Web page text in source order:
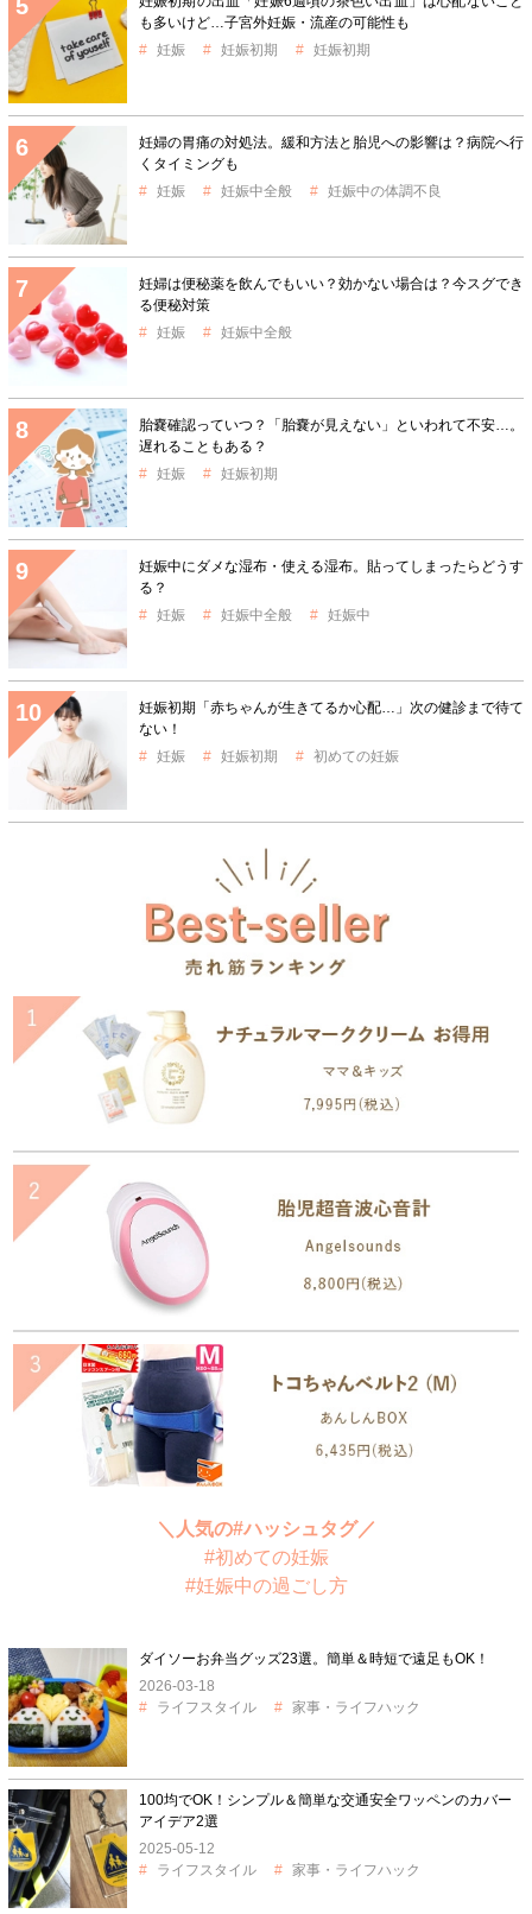
も多いけど…子宮外妊娠・流産の可能性も
妊娠
妊娠初期 妊娠初期
妊婦の胃痛の対処法。緩和方法と胎児への影響は？病院へ行
くタイミングも
妊娠
妊娠中全般 妊娠中の体調不良
妊婦は便秘薬を飲んでもいい？効かない場合は？今スグでき
る便秘対策
妊娠
妊娠中全般
胎嚢確認っていつ？「胎嚢が見えない」といわれて不安…。
遅れることもある？
妊娠
妊娠初期
妊娠中にダメな湿布・使える湿布。貼ってしまったらどうす
る？
妊娠
妊娠中全般 妊娠中
妊娠初期「赤ちゃんが生きてるか心配…」次の健診まで待て
ない！
妊娠
妊娠初期 初めての妊娠
＼人気の#ハッシュタグ／
#初めての妊娠
#妊娠中の過ごし方
ダイソーお弁当グッズ23選。簡単＆時短で遠足もOK！
2026-03-18
ライフスタイル
家事・ライフハック
100均でOK！シンプル＆簡単な交通安全ワッペンのカバー
アイデア2選
2025-05-12
ライフスタイル
家事・ライフハック